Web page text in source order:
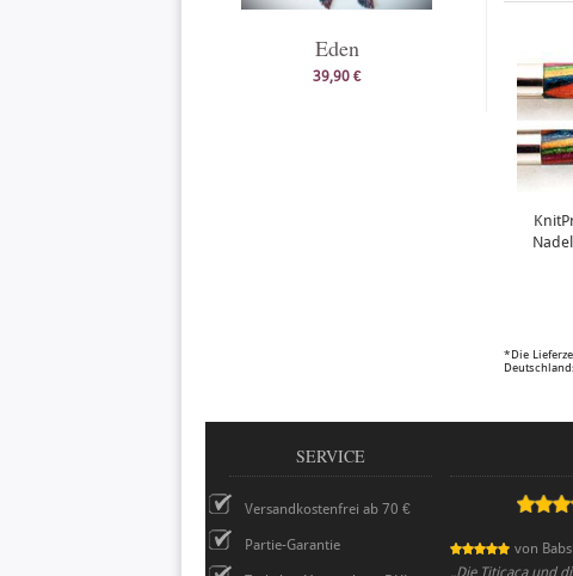
Eden
39,90 €
*Die
SERVICE
Versandkostenfrei ab 70 €
Partie-Garantie von
„Die Titicaca und